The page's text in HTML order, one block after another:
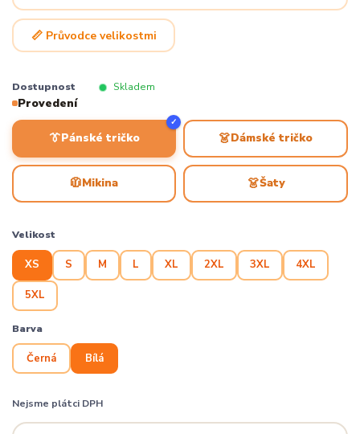
📏 Průvodce velikostmi
Dostupnost Skladem
Provedení
👔Pánské tričko
✓
👗Dámské tričko
🧥Mikina 👗Šaty
Velikost
XS S M L XL 2XL 3XL 4XL
5XL
Barva
Černá Bílá
Nejsme plátci DPH